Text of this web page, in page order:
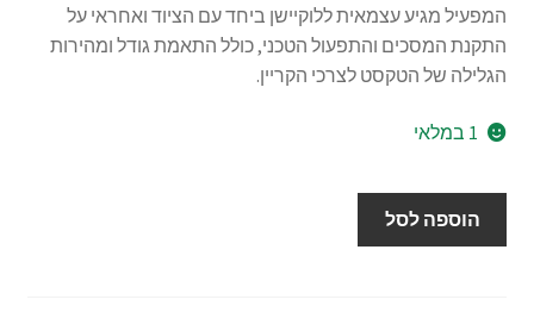
המפעיל מגיע עצמאית ללוקיישן ביחד עם הציוד ואחראי על
התקנת המסכים והתפעול הטכני, כולל התאמת גודל ומהירות
הגלילה של הטקסט לצרכי הקריין.
1 במלאי
הוספה לסל